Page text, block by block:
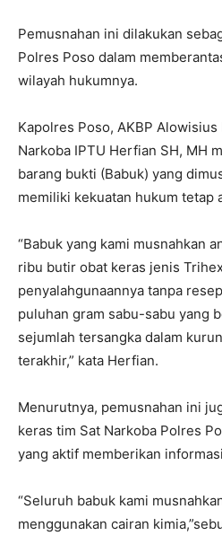
Pemusnahan ini dilakukan
Polres Poso dalam
wilayah hukumnya.
Kapolres Poso, AKBP
Narkoba IPTU Herfian SH, MH
barang bukti (Babuk) yang
memiliki kekuatan hukum tetap
“Babuk yang kami musnahkan
ribu butir obat keras jenis
penyalahgunaannya tanpa
puluhan gram sabu-sabu yang
sejumlah tersangka dalam
terakhir,” kata Herfian.
Menurutnya, pemusnahan ini
keras tim Sat Narkoba Polres
yang aktif memberikan
“Seluruh babuk kami
menggunakan cairan